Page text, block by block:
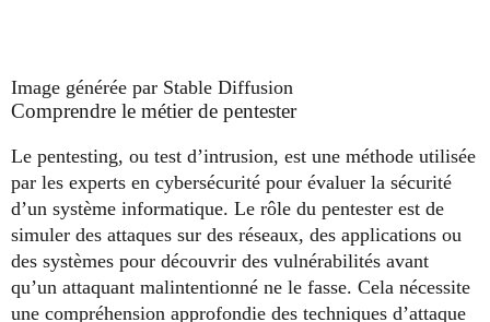
Image générée par Stable Diffusion
Comprendre le métier de pentester
Le pentesting, ou test d’intrusion, est une méthode utilisée
par les experts en cybersécurité pour évaluer la sécurité
d’un système informatique. Le rôle du pentester est de
simuler des attaques sur des réseaux, des applications ou
des systèmes pour découvrir des vulnérabilités avant
qu’un attaquant malintentionné ne le fasse. Cela nécessite
une compréhension approfondie des techniques d’attaque